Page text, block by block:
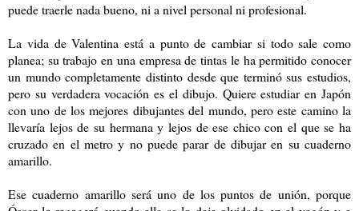
puede traerle nada bueno, ni a nivel personal ni profesional.
La vida de Valentina está a punto de cambiar si todo sale como
planea; su trabajo en una empresa de tintas le ha permitido conocer
un mundo completamente distinto desde que terminó sus estudios,
pero su verdadera vocación es el dibujo. Quiere estudiar en Japón
con uno de los mejores dibujantes del mundo, pero este camino la
llevaría lejos de su hermana y lejos de ese chico con el que se ha
cruzado en el metro y no puede parar de dibujar en su cuaderno
amarillo.
Ese cuaderno amarillo será uno de los puntos de unión, porque